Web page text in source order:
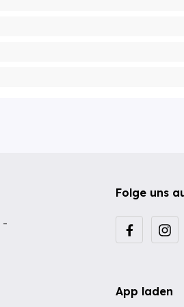
Folge uns
App laden
-